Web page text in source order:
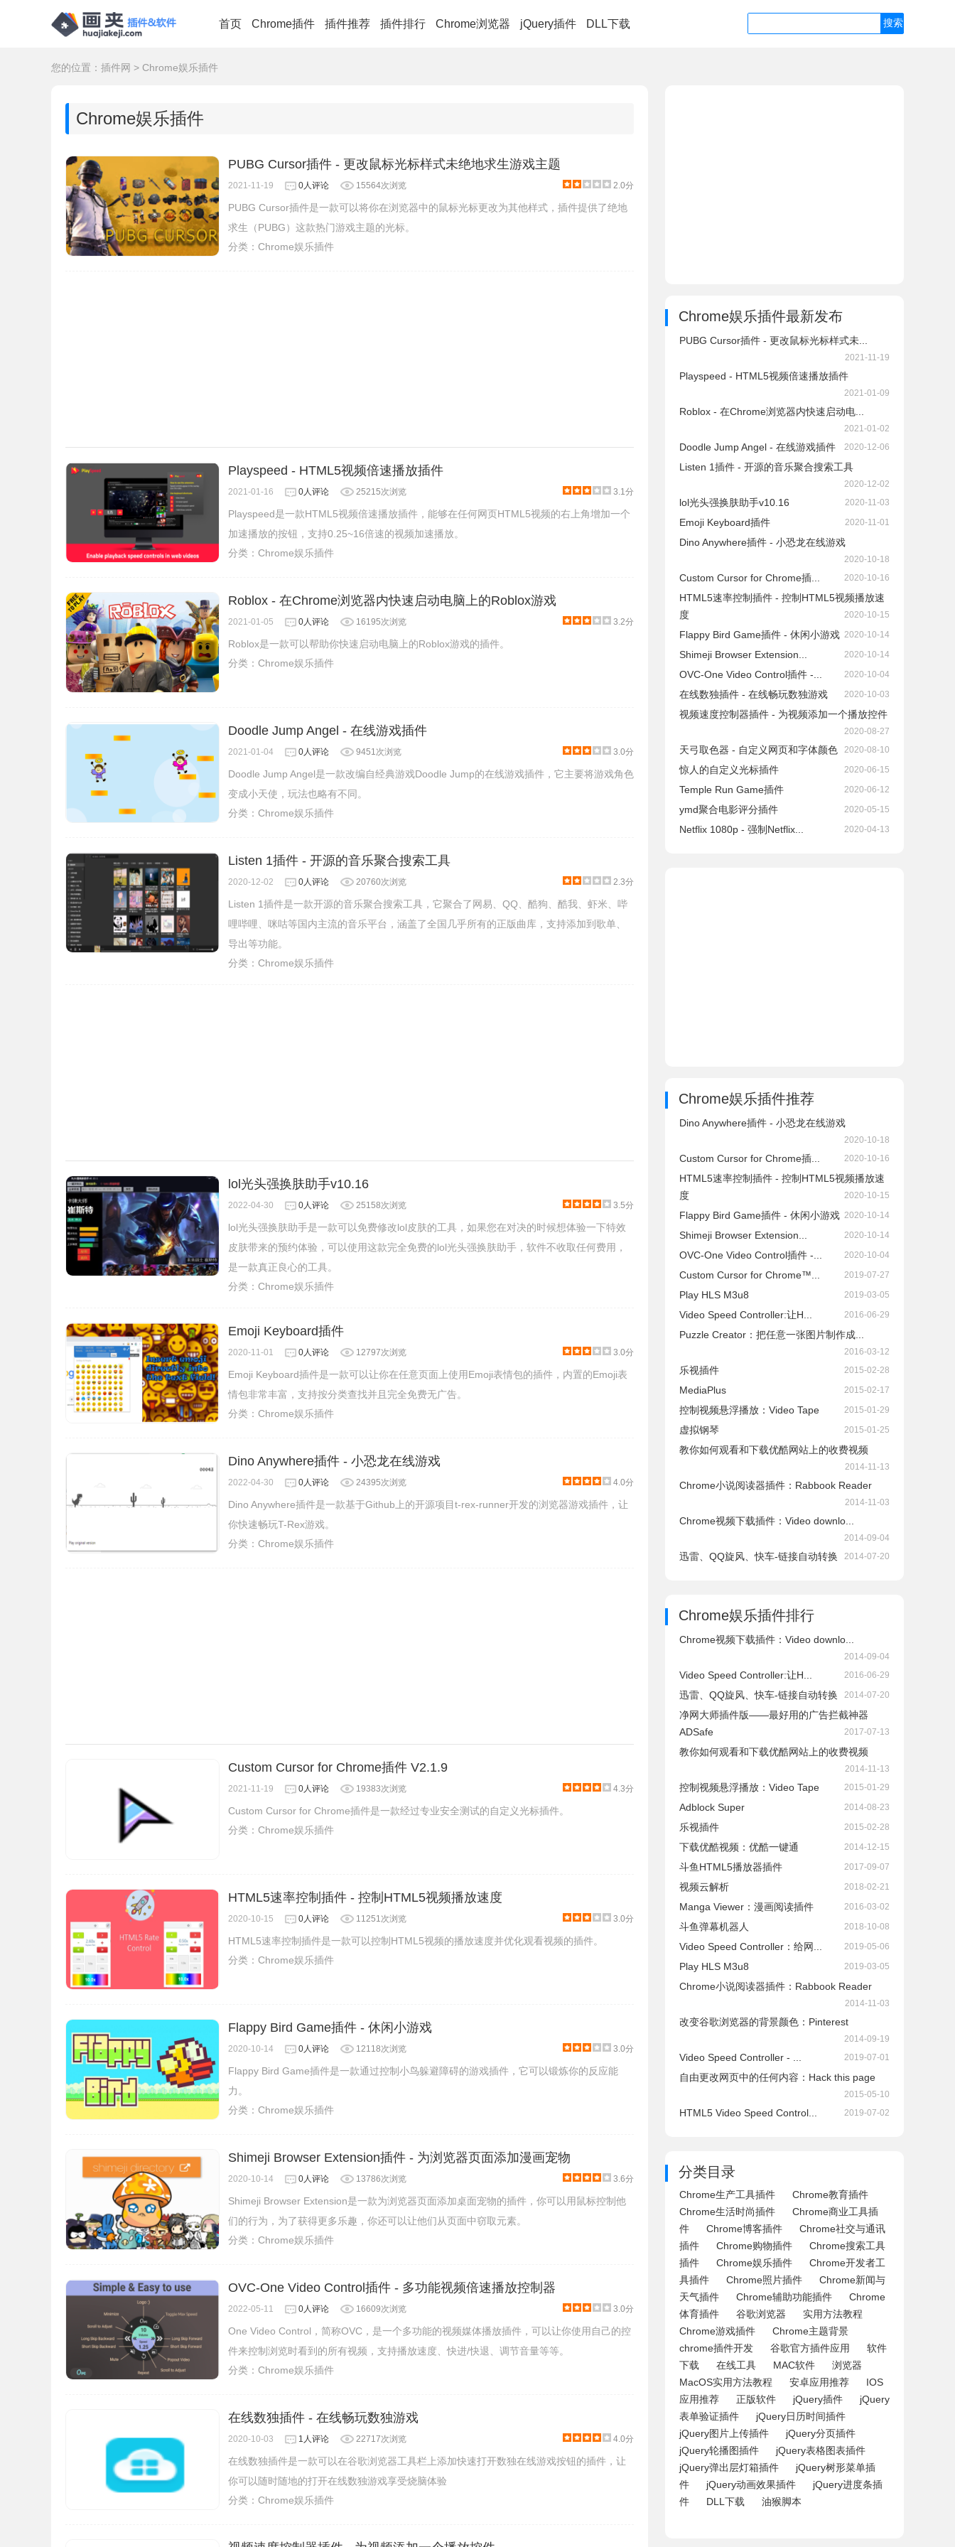
首页 Chrome插件 插件推荐 插件排行 Chrome浏览器 jQuery插件 DLL下载
您的位置： 插件网 > Chrome娱乐插件
Chrome娱乐插件
PUBG Cursor插件 - 更改鼠标光标样式未绝地求生游戏主题
2021-11-19 0人评论 15564次浏览 2.0分
PUBG Cursor插件是一款可以将你在浏览器中的鼠标光标更改为其他样式，插件提供了绝地
求生（PUBG）这款热门游戏主题的光标。
分类： Chrome娱乐插件
Playspeed - HTML5视频倍速播放插件
2021-01-16 0人评论 25215次浏览 3.1分
Playspeed是一款HTML5视频倍速播放插件，能够在任何网页HTML5视频的右上角增加一个
加速播放的按钮，支持0.25~16倍速的视频加速播放。
分类： Chrome娱乐插件
Roblox - 在Chrome浏览器内快速启动电脑上的Roblox游戏
2021-01-05 0人评论 16195次浏览 3.2分
Roblox是一款可以帮助你快速启动电脑上的Roblox游戏的插件。
分类： Chrome娱乐插件
Doodle Jump Angel - 在线游戏插件
2021-01-04 0人评论 9451次浏览 3.0分
Doodle Jump Angel是一款改编自经典游戏Doodle Jump的在线游戏插件，它主要将游戏角色
变成小天使，玩法也略有不同。
分类： Chrome娱乐插件
Listen 1插件 - 开源的音乐聚合搜索工具
2020-12-02 0人评论 20760次浏览 2.3分
Listen 1插件是一款开源的音乐聚合搜索工具，它聚合了网易、QQ、酷狗、酷我、虾米、哔
哩哔哩、咪咕等国内主流的音乐平台，涵盖了全国几乎所有的正版曲库，支持添加到歌单、
导出等功能。
分类： Chrome娱乐插件
lol光头强换肤助手v10.16
2022-04-30 0人评论 25158次浏览 3.5分
lol光头强换肤助手是一款可以免费修改lol皮肤的工具，如果您在对决的时候想体验一下特效
皮肤带来的预约体验，可以使用这款完全免费的lol光头强换肤助手，软件不收取任何费用，
是一款真正良心的工具。
分类： Chrome娱乐插件
Emoji Keyboard插件
2020-11-01 0人评论 12797次浏览 3.0分
Emoji Keyboard插件是一款可以让你在任意页面上使用Emoji表情包的插件，内置的Emoji表
情包非常丰富，支持按分类查找并且完全免费无广告。
分类： Chrome娱乐插件
Dino Anywhere插件 - 小恐龙在线游戏
2022-04-30 0人评论 24395次浏览 4.0分
Dino Anywhere插件是一款基于Github上的开源项目t-rex-runner开发的浏览器游戏插件，让
你快速畅玩T-Rex游戏。
分类： Chrome娱乐插件
Custom Cursor for Chrome插件 V2.1.9
2021-11-19 0人评论 19383次浏览 4.3分
Custom Cursor for Chrome插件是一款经过专业安全测试的自定义光标插件。
分类： Chrome娱乐插件
HTML5速率控制插件 - 控制HTML5视频播放速度
2020-10-15 0人评论 11251次浏览 3.0分
HTML5速率控制插件是一款可以控制HTML5视频的播放速度并优化观看视频的插件。
分类： Chrome娱乐插件
Flappy Bird Game插件 - 休闲小游戏
2020-10-14 0人评论 12118次浏览 3.0分
Flappy Bird Game插件是一款通过控制小鸟躲避障碍的游戏插件，它可以锻炼你的反应能
力。
分类： Chrome娱乐插件
Shimeji Browser Extension插件 - 为浏览器页面添加漫画宠物
2020-10-14 0人评论 13786次浏览 3.6分
Shimeji Browser Extension是一款为浏览器页面添加桌面宠物的插件，你可以用鼠标控制他
们的行为，为了获得更多乐趣，你还可以让他们从页面中窃取元素。
分类： Chrome娱乐插件
OVC-One Video Control插件 - 多功能视频倍速播放控制器
2022-05-11 0人评论 16609次浏览 3.0分
One Video Control，简称OVC，是一个多功能的视频媒体播放插件，可以让你使用自己的控
件来控制浏览时看到的所有视频，支持播放速度、快进/快退、调节音量等等。
分类： Chrome娱乐插件
在线数独插件 - 在线畅玩数独游戏
2020-10-03 1人评论 22717次浏览 4.0分
在线数独插件是一款可以在谷歌浏览器工具栏上添加快速打开数独在线游戏按钮的插件，让
你可以随时随地的打开在线数独游戏享受烧脑体验
分类： Chrome娱乐插件
Chrome娱乐插件最新发布
PUBG Cursor插件 - 更改鼠标光标样式未...
2021-11-19
Playspeed - HTML5视频倍速播放插件
2021-01-09
Roblox - 在Chrome浏览器内快速启动电...
2021-01-02
Doodle Jump Angel - 在线游戏插件 2020-12-06
Listen 1插件 - 开源的音乐聚合搜索工具
2020-12-02
lol光头强换肤助手v10.16 2020-11-03
Emoji Keyboard插件 2020-11-01
Dino Anywhere插件 - 小恐龙在线游戏
2020-10-18
Custom Cursor for Chrome插... 2020-10-16
HTML5速率控制插件 - 控制HTML5视频播放速
度
2020-10-15
Flappy Bird Game插件 - 休闲小游戏 2020-10-14
Shimeji Browser Extension... 2020-10-14
OVC-One Video Control插件 -... 2020-10-04
在线数独插件 - 在线畅玩数独游戏 2020-10-03
视频速度控制器插件 - 为视频添加一个播放控件
2020-08-27
天弓取色器 - 自定义网页和字体颜色 2020-08-10
惊人的自定义光标插件 2020-06-15
Temple Run Game插件 2020-06-12
ymd聚合电影评分插件 2020-05-15
Netflix 1080p - 强制Netflix... 2020-04-13
Chrome娱乐插件推荐
Dino Anywhere插件 - 小恐龙在线游戏
2020-10-18
Custom Cursor for Chrome插... 2020-10-16
HTML5速率控制插件 - 控制HTML5视频播放速
度
2020-10-15
Flappy Bird Game插件 - 休闲小游戏 2020-10-14
Shimeji Browser Extension... 2020-10-14
OVC-One Video Control插件 -... 2020-10-04
Custom Cursor for Chrome™... 2019-07-27
Play HLS M3u8 2019-03-05
Video Speed Controller:让H... 2016-06-29
Puzzle Creator：把任意一张图片制作成...
2016-03-12
乐视插件 2015-02-28
MediaPlus 2015-02-17
控制视频悬浮播放：Video Tape 2015-01-29
虚拟钢琴 2015-01-25
教你如何观看和下载优酷网站上的收费视频
2014-11-13
Chrome小说阅读器插件：Rabbook Reader
2014-11-03
Chrome视频下载插件：Video downlo...
2014-09-04
迅雷、QQ旋风、快车-链接自动转换 2014-07-20
Chrome娱乐插件排行
Chrome视频下载插件：Video downlo...
2014-09-04
Video Speed Controller:让H... 2016-06-29
迅雷、QQ旋风、快车-链接自动转换 2014-07-20
净网大师插件版——最好用的广告拦截神器
ADSafe
2017-07-13
教你如何观看和下载优酷网站上的收费视频
2014-11-13
控制视频悬浮播放：Video Tape 2015-01-29
Adblock Super 2014-08-23
乐视插件 2015-02-28
下载优酷视频：优酷一键通 2014-12-15
斗鱼HTML5播放器插件 2017-09-07
视频云解析 2018-02-21
Manga Viewer：漫画阅读插件 2016-03-02
斗鱼弹幕机器人 2018-10-08
Video Speed Controller：给网... 2019-05-06
Play HLS M3u8 2019-03-05
Chrome小说阅读器插件：Rabbook Reader
2014-11-03
改变谷歌浏览器的背景颜色：Pinterest
2014-09-19
Video Speed Controller - ... 2019-07-01
自由更改网页中的任何内容：Hack this page
2015-05-10
HTML5 Video Speed Control... 2019-07-02
分类目录
Chrome生产工具插件
Chrome教育插件
Chrome生活时尚插件
Chrome商业工具插
件
Chrome博客插件
Chrome社交与通讯
插件
Chrome购物插件
Chrome搜索工具
插件
Chrome娱乐插件
Chrome开发者工
具插件
Chrome照片插件
Chrome新闻与
天气插件
Chrome辅助功能插件
Chrome
体育插件
谷歌浏览器
实用方法教程
Chrome游戏插件
Chrome主题背景
chrome插件开发
谷歌官方插件应用
软件
下载
在线工具 MAC软件
浏览器
MacOS实用方法教程
安卓应用推荐
IOS
应用推荐
正版软件 jQuery插件
jQuery
表单验证插件
jQuery日历时间插件
jQuery图片上传插件
jQuery分页插件
jQuery轮播图插件
jQuery表格图表插件
jQuery弹出层灯箱插件
jQuery树形菜单插
件
jQuery动画效果插件
jQuery进度条插
件
DLL下载 油猴脚本